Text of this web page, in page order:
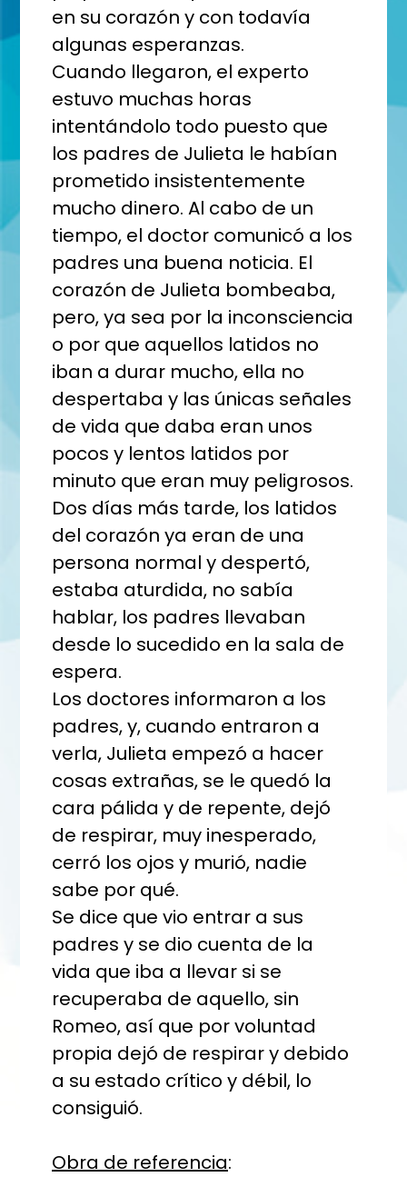
en su corazón y con todavía
algunas esperanzas.
Cuando llegaron, el experto
estuvo muchas horas
intentándolo todo puesto que
los padres de Julieta le habían
prometido insistentemente
mucho dinero. Al cabo de un
tiempo, el doctor comunicó a los
padres una buena noticia. El
corazón de Julieta bombeaba,
pero, ya sea por la inconsciencia
o por que aquellos latidos no
iban a durar mucho, ella no
despertaba y las únicas señales
de vida que daba eran unos
pocos y lentos latidos por
minuto que eran muy peligrosos.
Dos días más tarde, los latidos
del corazón ya eran de una
persona normal y despertó,
estaba aturdida, no sabía
hablar, los padres llevaban
desde lo sucedido en la sala de
espera.
Los doctores informaron a los
padres, y, cuando entraron a
verla, Julieta empezó a hacer
cosas extrañas, se le quedó la
cara pálida y de repente, dejó
de respirar, muy inesperado,
cerró los ojos y murió, nadie
sabe por qué.
Se dice que vio entrar a sus
padres y se dio cuenta de la
vida que iba a llevar si se
recuperaba de aquello, sin
Romeo, así que por voluntad
propia dejó de respirar y debido
a su estado crítico y débil, lo
consiguió.
Obra de referencia: